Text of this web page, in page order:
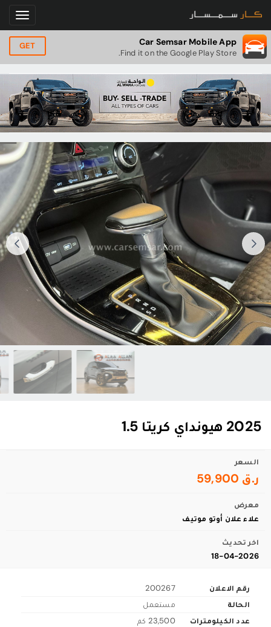
Car Semsar Mobile App
Find it on the Google Play Store.
GET
2025 هيونداي كريتا 1.5
السعر
ر.ق 59,900
معرض
علاء علان أوتو موتيف
اخر تحديث
18-04-2026
رقم الاعلان
200267
الحالة
مستعمل
عدد الكيلومترات
23,500 كم